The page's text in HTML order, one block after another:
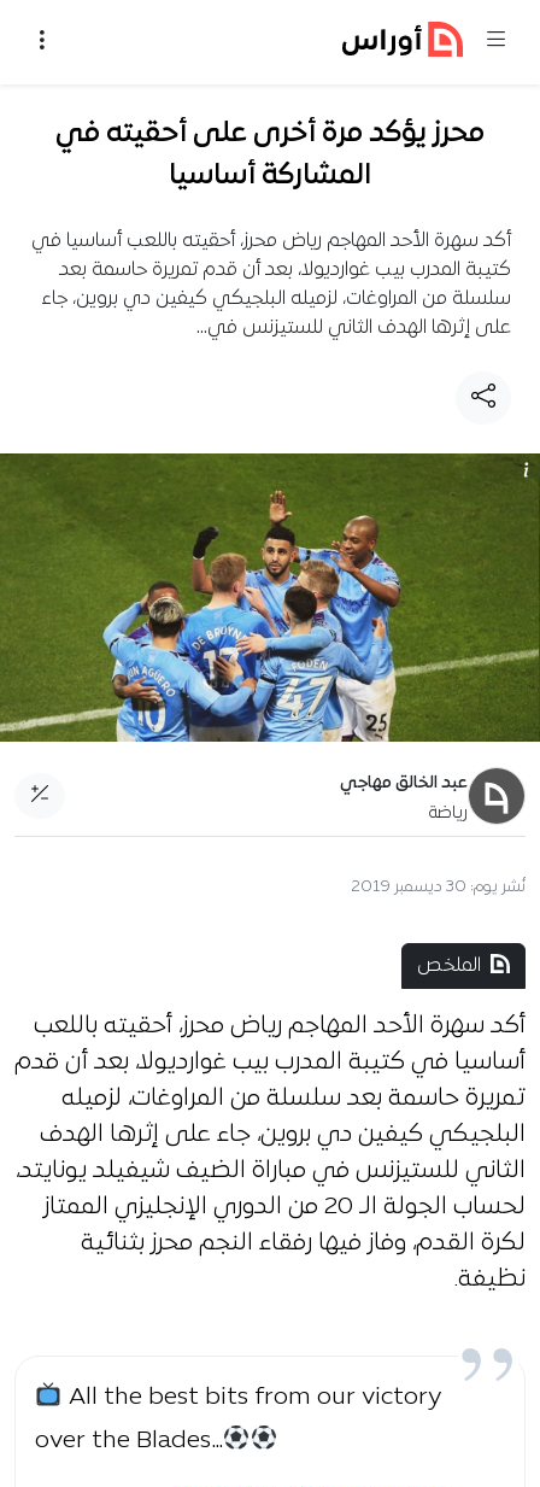
محرز يؤكد مرة أخرى على أحقيته في
المشاركة أساسيا
أكد سهرة الأحد المهاجم رياض محرز، أحقيته باللعب أساسيا في
كتيبة المدرب بيب غوارديولا، بعد أن قدم تمريرة حاسمة بعد
سلسلة من المراوغات، لزميله البلجيكي كيفين دي بروين، جاء
على إثرها الهدف الثاني للستيزنس في…
عبد الخالق مهاجي
رياضة
نُشر يوم: 30 ديسمبر 2019
الملخص
أكد سهرة الأحد المهاجم رياض محرز، أحقيته باللعب
أساسيا في كتيبة المدرب بيب غوارديولا، بعد أن قدم
تمريرة حاسمة بعد سلسلة من المراوغات، لزميله
البلجيكي كيفين دي بروين، جاء على إثرها الهدف
الثاني للستيزنس في مباراة الضيف شيفيلد يونايتد،
لحساب الجولة الـ 20 من الدوري الإنجليزي الممتاز
لكرة القدم، وفاز فيها رفقاء النجم محرز بثنائية
نظيفة.
All the best bits from our victory
over the Blades…